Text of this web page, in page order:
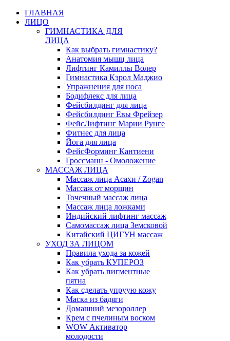
ГЛАВНАЯ
ЛИЦО
ГИМНАСТИКА ДЛЯ
ЛИЦА
Как выбрать гимнастику?
Анатомия мышц лица
Лифтинг Камиллы Волер
Гимнастика Кэрол Маджио
Упражнения для носа
Бодифлекс для лица
Фейсбилдинг для лица
Фейсбилдинг Евы Фрейзер
ФейсЛифтинг Марии Рунге
Фитнес для лица
Йога для лица
ФейсФорминг Кантиени
Гроссманн - Омоложение
МАССАЖ ЛИЦА
Массаж лица Асахи / Zogan
Массаж от морщин
Точечный массаж лица
Массаж лица ложками
Индийский лифтинг массаж
Самомассаж лица Земсковой
Китайский ЦИГУН массаж
УХОД ЗА ЛИЦОМ
Правила ухода за кожей
Как убрать КУПЕРОЗ
Как убрать пигментные
пятна
Как сделать упруую кожу
Маска из бадяги
Домашний мезороллер
Крем с пчелиным воском
WOW Активатор
молодости